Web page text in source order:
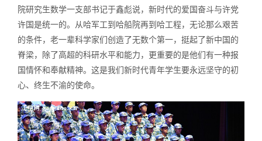
院研究生数学一支部书记于鑫彪说，新时代的爱国奋斗与许党
许国是统一的。从哈军工到哈船院再到哈工程，无论那么艰苦
的条件，老一辈科学家们创造了无数个第一，挺起了新中国的
脊梁，除了高超的科研水平和能力，更重要的是他们有一种报
国情怀和奉献精神。这是我们新时代青年学生要永远坚守的初
心、终生不渝的使命。